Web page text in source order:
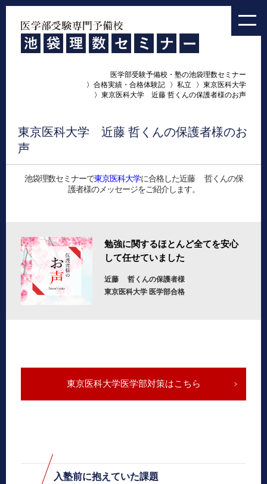
医学部受験予備校・塾の池袋理数セミナー
合格実績・合格体験記
私立
東京医科大学
東京医科大学 近藤 哲くんの保護者様のお声
東京医科大学 近藤 哲くんの保護者様のお
声
池袋理数セミナーで東京医科大学に合格した近藤 哲くんの保
護者様のメッセージをご紹介します。
勉強に関するほとんど全てを安心
して任せていました
近藤 哲くんの保護者様
東京医科大学 医学部合格
東京医科大学医学部対策はこちら
入塾前に抱えていた課題